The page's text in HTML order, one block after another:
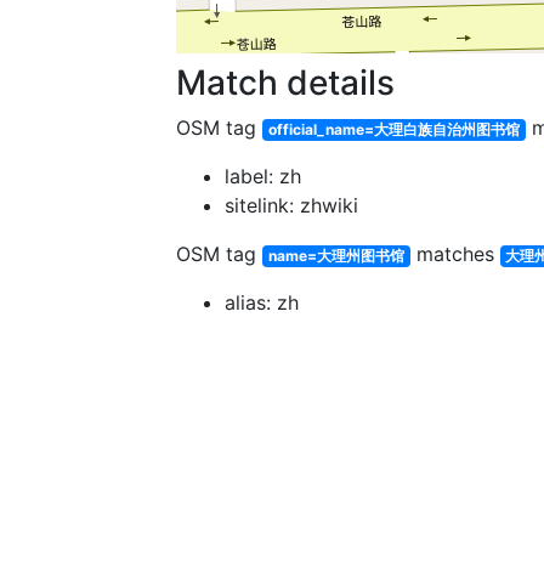
Match details
OSM tag official_name=大理白族自治州图书馆
label: zh
sitelink: zhwiki
OSM tag
name=大理州图书馆 matches 大理
alias: zh